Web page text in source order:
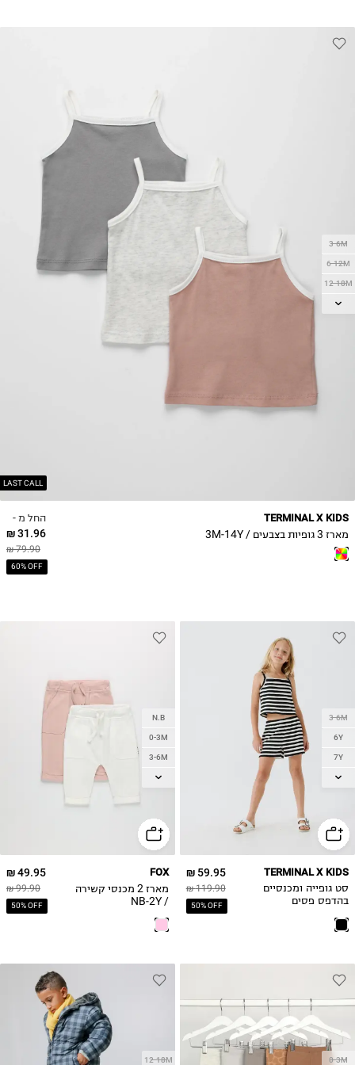
LAST CALL
3-6M
6-12M
12-18M
18-24M
11-12Y
13-14Y
החל מ -
31.96 ₪
79.90 ₪
60% OFF
TERMINAL X KIDS
מארז 3 גופיות בצבעים / 3M-14Y
3-6M
6Y
7Y
8Y
11-12Y
13-14Y
59.95 ₪
119.90 ₪
50% OFF
TERMINAL X KIDS
סט גופייה ומכנסיים
בהדפס פסים
N.B
0-3M
3-6M
6-12M
18-24M
49.95 ₪
99.90 ₪
50% OFF
FOX
מארז 2 מכנסי קשירה
/ NB-2Y
0-3M
12-18M